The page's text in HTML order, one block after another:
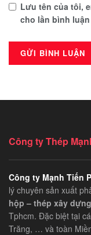
Lưu tên của tôi,
cho lần bình
Công ty Thép
Công ty Mạnh Tiến
lý chuyên sản xuất
hộp – thép xây dựng
Tphcm. Đặc biệt tại
Trăng, … và toàn